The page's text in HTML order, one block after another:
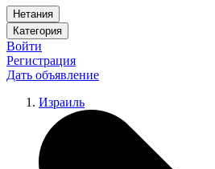
Нетания
Категория
Войти
Регистрация
Дать объявление
Израиль